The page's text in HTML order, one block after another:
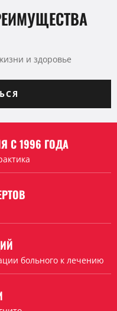
и здоровье
С 1996 ГОДА
больного к лечению